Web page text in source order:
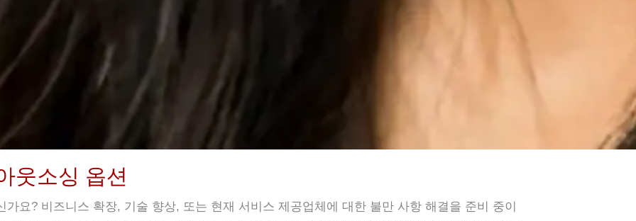
웃소싱 옵션
요? 비즈니스 확장, 기술 향상, 또는 현재 서비스 제공업체에 대한 불만 사항 해결을 준비 중이